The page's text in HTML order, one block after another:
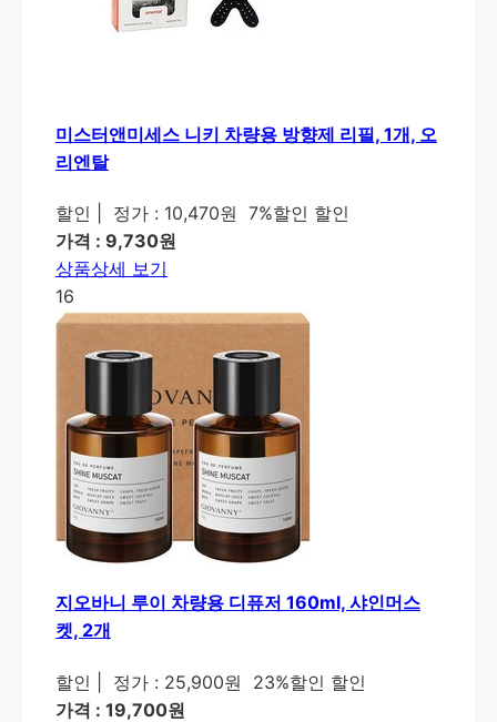
미스터앤미세스 니키 차량용 방향제 리필, 1개, 오
리엔탈
할인 정가 : 10,470원 7%할인 할인
가격 : 9,730원
상품상세 보기
16
지오바니 루이 차량용 디퓨저 160ml, 샤인머스
켓, 2개
할인 정가 : 25,900원
23%할인 할인
가격 : 19,700원